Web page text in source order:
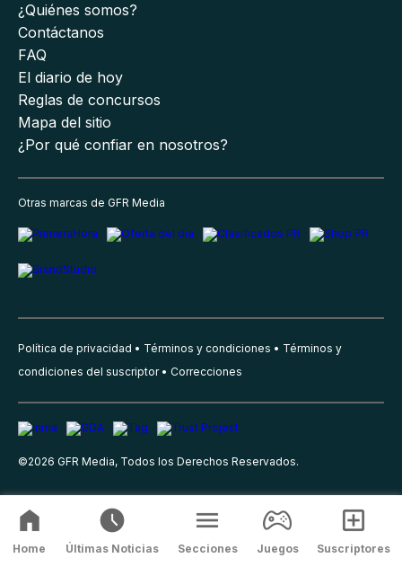
¿Quiénes somos?
Contáctanos
FAQ
El diario de hoy
Reglas de concursos
Mapa del sitio
¿Por qué confiar en nosotros?
Otras marcas de GFR Media
Política de privacidad Términos y condiciones
Términos y
condiciones del suscriptor
Correcciones
©2026 GFR Media, Todos los Derechos Reservados.
Home Últimas Noticias Secciones Juegos Suscriptores